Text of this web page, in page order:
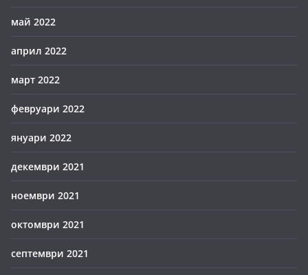
май 2022
април 2022
март 2022
февруари 2022
януари 2022
декември 2021
ноември 2021
октомври 2021
септември 2021